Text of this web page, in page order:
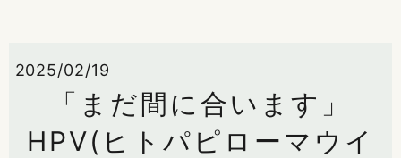
2025/02/19
「まだ間に合います」
HPV(ヒトパピローマウイ